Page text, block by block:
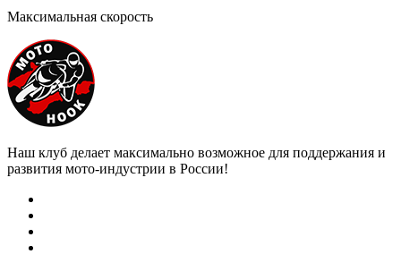
Максимальная скорость
Наш клуб делает максимально возможное для поддержания и
развития мото-индустрии в России!